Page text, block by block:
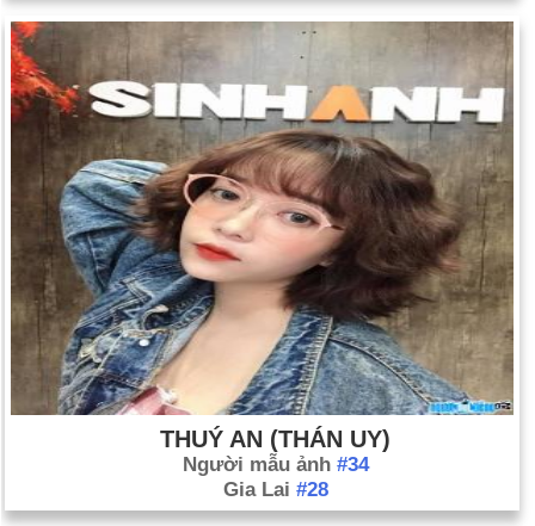
THUÝ AN (THÁN UY)
Người mẫu ảnh #34
Gia Lai #28